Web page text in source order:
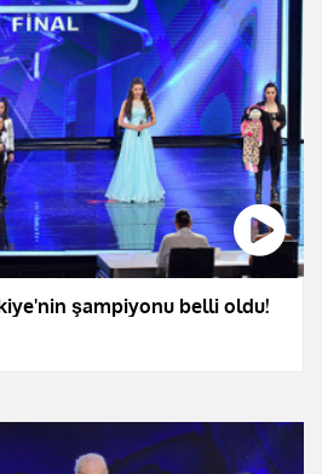
şampiyonu belli oldu!